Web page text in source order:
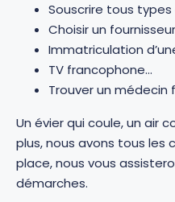
Souscrire tous types
Choisir un
Immatriculation
TV francophone…
Trouver un médecin
Un évier qui coule, un air
plus, nous avons tous les
place, nous vous
démarches.